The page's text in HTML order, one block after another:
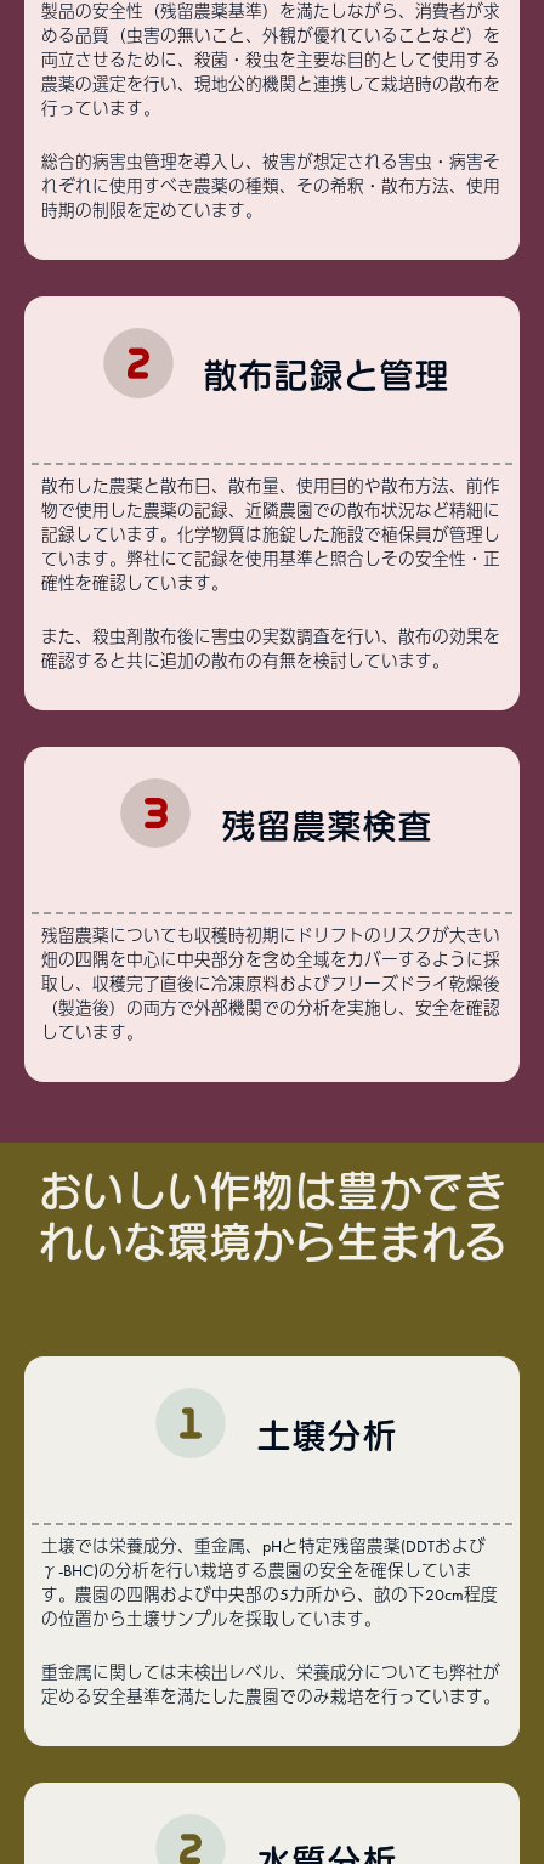
製品の安全性（残留農薬基準）を満たしながら、消費者が求
める品質（虫害の無いこと、外観が優れていることなど）を
両立させるために、殺菌・殺虫を主要な目的として使用する
農薬の選定を行い、現地公的機関と連携して栽培時の散布を
行っています。
総合的病害虫管理を導入し、被害が想定される害虫・病害そ
れぞれに使用すべき農薬の種類、その希釈・散布方法、使用
時期の制限を定めています。
散布記録と管理
散布した農薬と散布日、散布量、使用目的や散布方法、前作
物で使用した農薬の記録、近隣農園での散布状況など精細に
記録しています。化学物質は施錠した施設で植保員が管理し
ています。弊社にて記録を使用基準と照合しその安全性・正
確性を確認しています。
また、殺虫剤散布後に害虫の実数調査を行い、散布の効果を
確認すると共に追加の散布の有無を検討しています。
残留農薬検査
残留農薬についても収穫時初期にドリフトのリスクが大きい
畑の四隅を中心に中央部分を含め全域をカバーするように採
取し、収穫完了直後に冷凍原料およびフリーズドライ乾燥後
（製造後）の両方で外部機関での分析を実施し、安全を確認
しています。
おいしい作物は豊かでき
れいな環境から生まれる
土壌分析
土壌では栄養成分、重金属、pHと特定残留農薬(DDTおよび
γ-BHC)の分析を行い栽培する農園の安全を確保していま
す。農園の四隅および中央部の5カ所から、畝の下20cm程度
の位置から土壌サンプルを採取しています。
重金属に関しては未検出レベル、栄養成分についても弊社が
定める安全基準を満たした農園でのみ栽培を行っています。